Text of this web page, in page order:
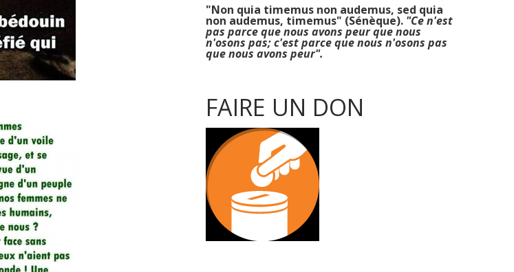
"Non quia timemus non audemus, sed quia
non audemus, timemus" (Sénèque). "Ce n'est
pas parce que nous avons peur que nous
n'osons pas; c'est parce que nous n'osons pas
que nous avons peur".
FAIRE UN DON